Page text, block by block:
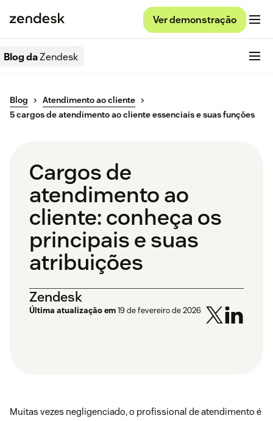
Ver demonstração
Blog daZendesk
Blog
Atendimento ao cliente
5 cargos de atendimento ao cliente essenciais e suas funções
Cargos de
atendimento ao
cliente: conheça os
principais e suas
atribuições
Zendesk
Última atualização em19 de fevereiro de 2026
Muitas vezes negligenciado, o profissional de atendimento é